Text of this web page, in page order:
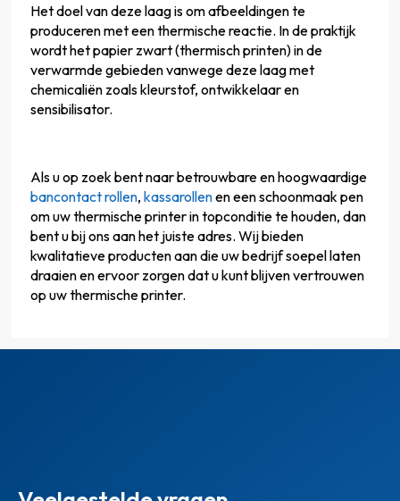
Het doel van deze laag is om afbeeldingen te
produceren met een thermische reactie. In de praktijk
wordt het papier zwart (thermisch printen) in de
verwarmde gebieden vanwege deze laag met
chemicaliën zoals kleurstof, ontwikkelaar en
sensibilisator.
Als u op zoek bent naar betrouwbare en hoogwaardige
bancontact rollen,kassarollenen een schoonmaak pen
om uw thermische printer in topconditie te houden, dan
bent u bij ons aan het juiste adres. Wij bieden
kwalitatieve producten aan die uw bedrijf soepel laten
draaien en ervoor zorgen dat u kunt blijven vertrouwen
op uw thermische printer.